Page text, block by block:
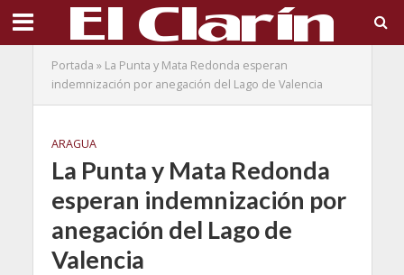
Portada » La Punta y Mata Redonda esperan
indemnización por anegación del Lago de Valencia
ARAGUA
La Punta y Mata Redonda
esperan indemnización por
anegación del Lago de
Valencia